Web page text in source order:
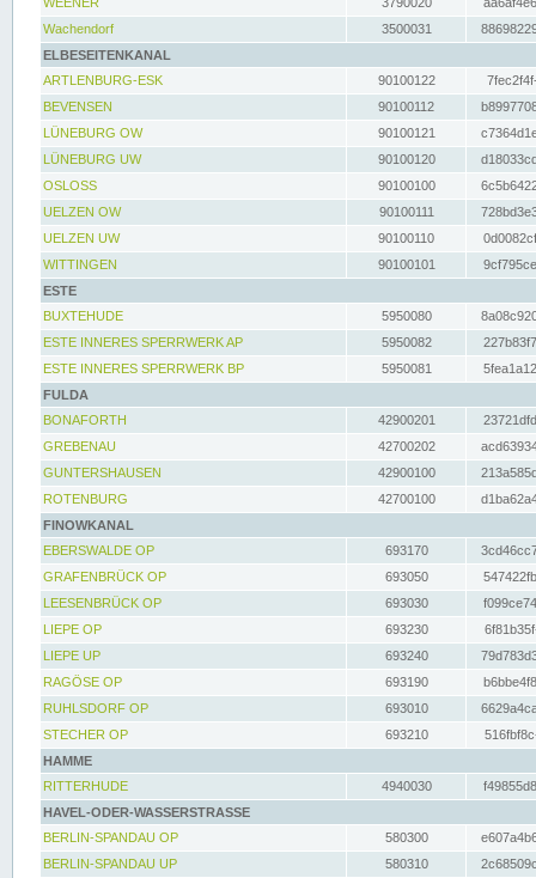
Wachendorf
3500031
ELBESEITENKANAL
ARTLENBURG-ESK
90100122
BEVENSEN
90100112
LÜNEBURG OW
90100121
LÜNEBURG UW
90100120
OSLOSS
90100100
UELZEN OW
90100111
UELZEN UW
90100110
WITTINGEN
90100101
ESTE
BUXTEHUDE
5950080
ESTE INNERES SPERRWERK AP
5950082
ESTE INNERES SPERRWERK BP
5950081
FULDA
BONAFORTH
42900201
GREBENAU
42700202
GUNTERSHAUSEN
42900100
ROTENBURG
42700100
FINOWKANAL
EBERSWALDE OP
693170
GRAFENBRÜCK OP
693050
LEESENBRÜCK OP
693030
LIEPE OP
693230
LIEPE UP
693240
RAGÖSE OP
693190
RUHLSDORF OP
693010
STECHER OP
693210
HAMME
RITTERHUDE
4940030
HAVEL-ODER-WASSERSTRASSE
BERLIN-SPANDAU OP
580300
BERLIN-SPANDAU UP
580310